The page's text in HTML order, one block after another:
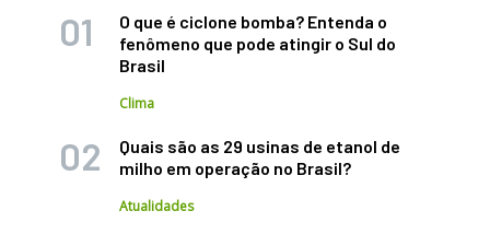
O que é ciclone bomba? Entenda o
fenômeno que pode atingir o Sul do
Brasil
Clima
Quais são as 29 usinas de etanol de
milho em operação no Brasil?
Atualidades